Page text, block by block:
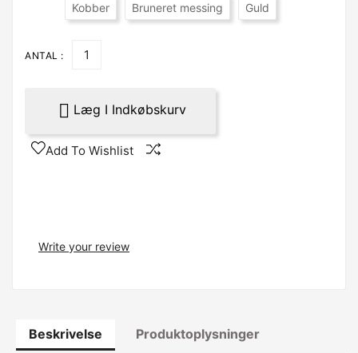
Kobber Bruneret messing Guld
ANTAL :
 Læg I Indkøbskurv
Add To Wishlist
Write your review
Beskrivelse Produktoplysninger